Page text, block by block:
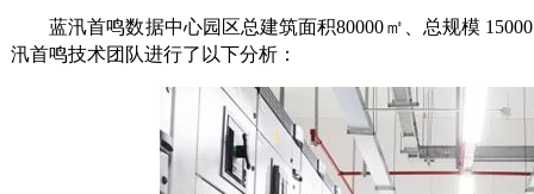
蓝汛首鸣数据中心园区总建筑面积80000㎡、总规模
汛首鸣技术团队进行了以下分析：